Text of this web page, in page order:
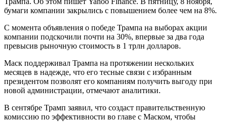
бумаги компании закрылись с повышением более чем на 8%.
С момента объявления о победе Трампа на выборах акции
компании подскочили почти на 30%, впервые за два года
превысив рыночную стоимость в 1 трлн долларов.
Маск поддерживал Трампа на протяжении нескольких
месяцев в надежде, что его тесные связи с избранным
президентом позволят его компаниям получить выгоду при
новой администрации, отмечают аналитики.
В сентябре Трамп заявил, что создаст правительственную
комиссию по эффективности во главе с Маском, чтобы